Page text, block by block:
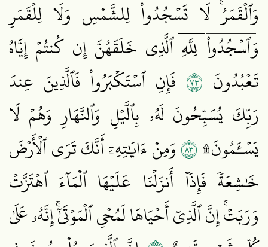
وَٱلۡقَمَرُۚ لَا تَسۡجُدُواْ لِلشَّمۡسِ وَلَا لِلۡقَمَرِ
وَٱسۡجُدُواْۤ لِلَّهِۤ ٱلَّذِي خَلَقَهُنَّ إِن كُنتُمۡ إِيَّاهُ
تَعۡبُدُونَ ٣٧ فَإِنِ ٱسۡتَكۡبَرُواْ فَٱلَّذِينَ عِندَ
رَبِّكَ يُسَبِّحُونَ لَهُۥ بِٱلَّيۡلِ وَٱلنَّهَارِ وَهُمۡ لَا
يَسۡـَٔمُونَ۩٣٨وَمِنۡ ءَايَٰتِهِۦٓ أَنَّكَ تَرَى ٱلۡأَرۡضَ
خَٰشِعَةٗ فَإِذَآ أَنزَلۡنَا عَلَيۡهَا ٱلۡمَآءَ ٱهۡتَزَّتۡ
وَرَبَتۡۚ إِنَّ ٱلَّذِيٓ أَحۡيَاهَا لَمُحۡيِ ٱلۡمَوۡتَىٰٓۚ إِنَّهُۥ عَلَىٰ